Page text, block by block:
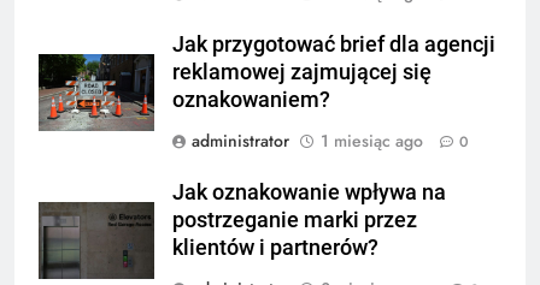
Jak przygotować brief dla agencji
reklamowej zajmującej się
oznakowaniem?
administrator
1 miesiąc ago 0
Jak oznakowanie wpływa na
postrzeganie marki przez
klientów i partnerów?